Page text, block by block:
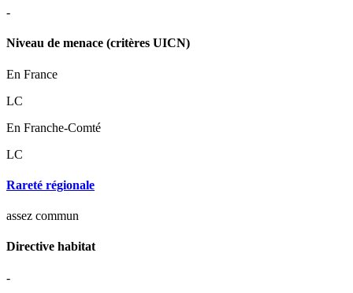
-
Niveau de menace (critères UICN)
En France
LC
En Franche-Comté
LC
Rareté régionale
assez commun
Directive habitat
-